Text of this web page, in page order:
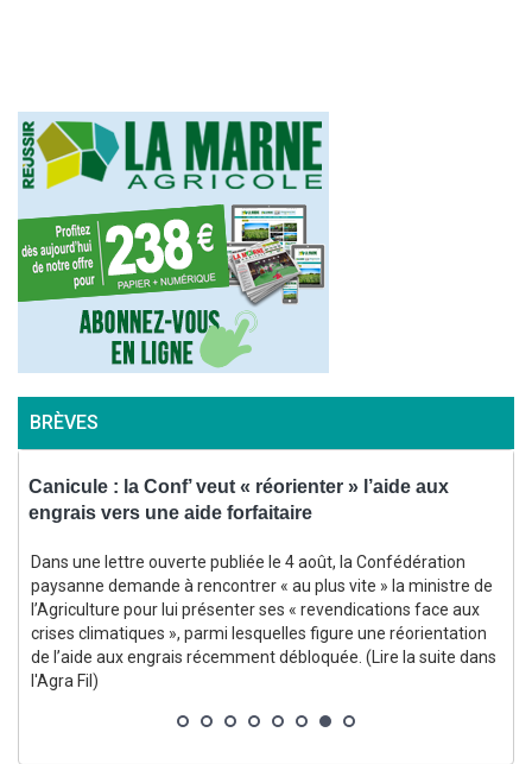
BRÈVES
Canicule : la Conf’ veut « réorienter » l’aide aux
engrais vers une aide forfaitaire
Dans une lettre ouverte publiée le 4 août, la Confédération
paysanne demande à rencontrer « au plus vite » la ministre de
l’Agriculture pour lui présenter ses « revendications face aux
crises climatiques », parmi lesquelles figure une réorientation
de l’aide aux engrais récemment débloquée. (Lire la suite dans
l'Agra Fil)